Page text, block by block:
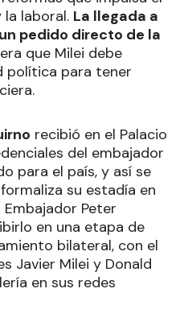
laboral. La llegada a
pedido directo de la
que Milei debe
política para tener
recibió en el Palacio
del embajador
para el país, y así se
su estadía en
Embajador Peter
en una etapa de
bilateral, con el
Javier Milei y Donald
en sus redes